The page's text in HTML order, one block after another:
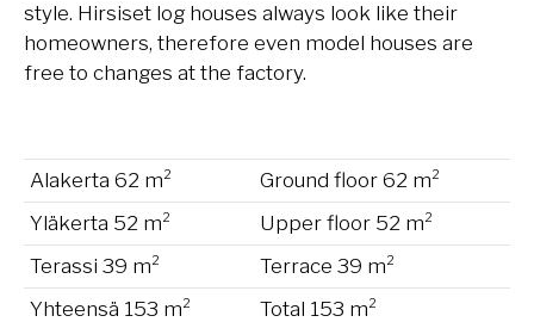
style. Hirsiset log houses always look like their
homeowners, therefore even model houses are
free to changes at the factory.
Alakerta 62 m²
Ground floor 62 m²
Yläkerta 52 m²
Upper floor 52 m²
Terassi 39 m²
Terrace 39 m²
Yhteensä 153 m²
Total 153 m²